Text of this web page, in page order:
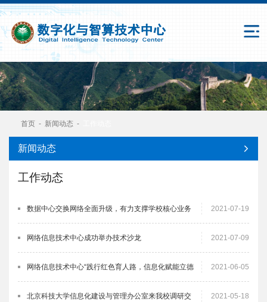
首页 - 新闻动态 -
新闻动态
工作动态
2021-07-19
数据中心交换网络全面升级，有力支撑学校核心业务
2021-07-09
网络信息技术中心成功举办技术沙龙
2021-06-05
网络信息技术中心“践行红色育人路，信息化赋能立德
树人”党史学习教育专题会 2021-05-18
北京科技大学信息化建设与管理办公室来我校调研交